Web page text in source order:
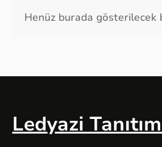
Henüz burada gösterilecek
Ledyazi